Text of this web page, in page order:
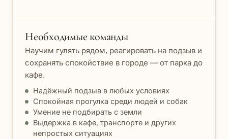
Необходимые команды
Научим гулять рядом, реагировать на подзыв и
сохранять спокойствие в городе — от парка до
кафе.
Надёжный подзыв в любых условиях
Спокойная прогулка среди людей и собак
Умение не подбирать с земли
Выдержка в кафе, транспорте и других
непростых ситуациях